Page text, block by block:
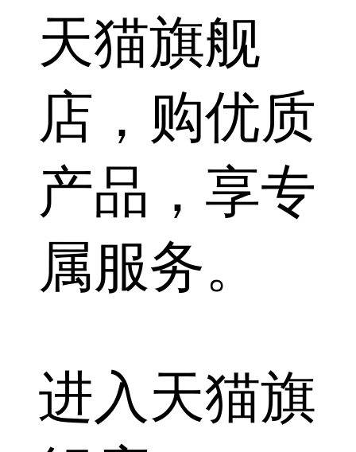
天猫旗舰
店，购优质
产品，享专
属服务。
进入天猫旗